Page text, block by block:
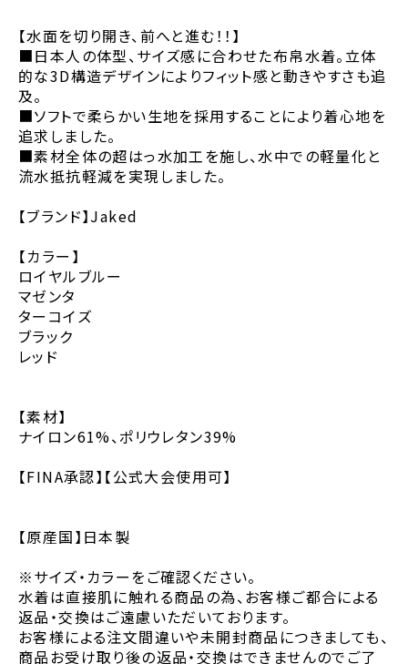
【水面を切り開き、前へと進む！！】
■日本人の体型、サイズ感に合わせた布帛水着。立体
的な3D構造デザインによりフィット感と動きやすさも追
及。
■ソフトで柔らかい生地を採用することにより着心地を
追求しました。
■素材全体の超はっ水加工を施し、水中での軽量化と
流水抵抗軽減を実現しました。
【ブランド】Jaked
【カラー】
ロイヤルブルー
マゼンタ
ターコイズ
ブラック
レッド
【素材】
ナイロン61%、ポリウレタン39%
【FINA承認】【公式大会使用可】
【原産国】日本製
※サイズ・カラーをご確認ください。
水着は直接肌に触れる商品の為、お客様ご都合による
返品・交換はご遠慮いただいております。
お客様による注文間違いや未開封商品につきましても、
商品お受け取り後の返品・交換はできませんのでご了